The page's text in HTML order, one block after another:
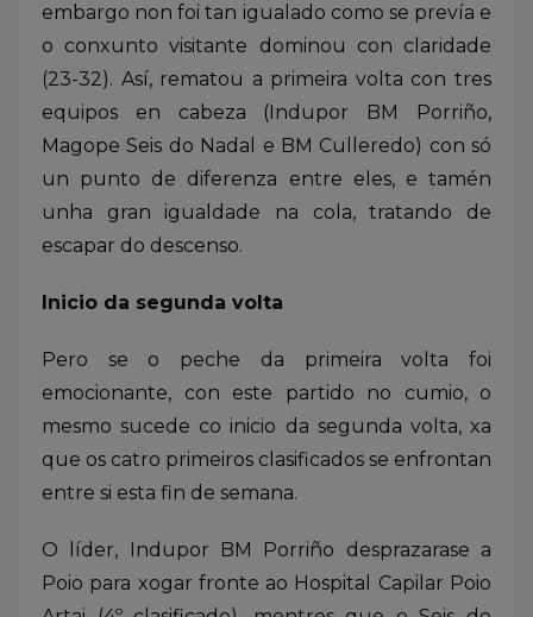
embargo non foi tan igualado como se prevía e
o conxunto visitante dominou con claridade
(23-32). Así, rematou a primeira volta con tres
equipos en cabeza (Indupor BM Porriño,
Magope Seis do Nadal e BM Culleredo) con só
un punto de diferenza entre eles, e tamén
unha gran igualdade na cola, tratando de
escapar do descenso.
Inicio da segunda volta
Pero se o peche da primeira volta foi
emocionante, con este partido no cumio, o
mesmo sucede co inicio da segunda volta, xa
que os catro primeiros clasificados se enfrontan
entre si esta fin de semana.
O líder, Indupor BM Porriño desprazarase a
Poio para xogar fronte ao Hospital Capilar Poio